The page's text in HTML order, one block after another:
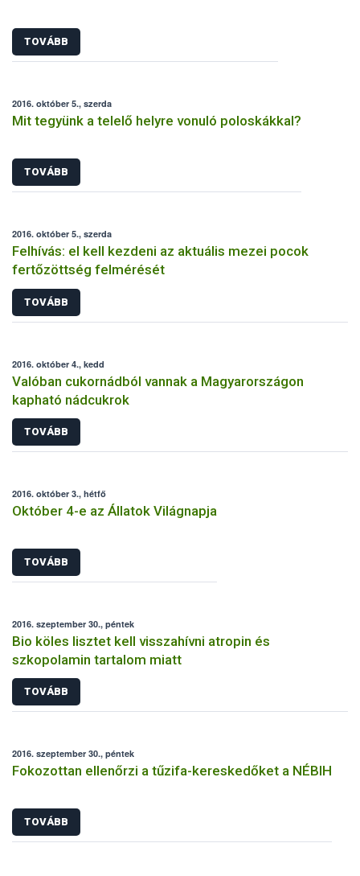
TOVÁBB
2016. október 5., szerda
Mit tegyünk a telelő helyre vonuló poloskákkal?
TOVÁBB
2016. október 5., szerda
Felhívás: el kell kezdeni az aktuális mezei pocok
fertőzöttség felmérését
TOVÁBB
2016. október 4., kedd
Valóban cukornádból vannak a Magyarországon
kapható nádcukrok
TOVÁBB
2016. október 3., hétfő
Október 4-e az Állatok Világnapja
TOVÁBB
2016. szeptember 30., péntek
Bio köles lisztet kell visszahívni atropin és
szkopolamin tartalom miatt
TOVÁBB
2016. szeptember 30., péntek
Fokozottan ellenőrzi a tűzifa-kereskedőket a NÉBIH
TOVÁBB